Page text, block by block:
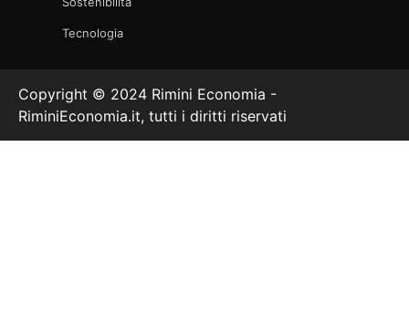
Tecnologia
Copyright © 2024 Rimini Economia -
RiminiEconomia.it, tutti i diritti riservati